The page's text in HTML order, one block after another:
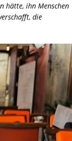
hätte, ihn Menschen
die